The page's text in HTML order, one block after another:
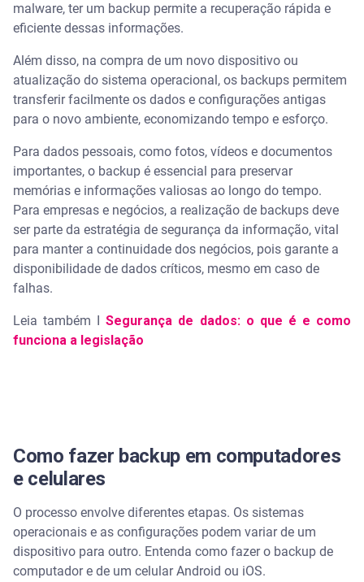
malware, ter um backup permite a recuperação rápida e
eficiente dessas informações.
Além disso, na compra de um novo dispositivo ou
atualização do sistema operacional, os backups permitem
transferir facilmente os dados e configurações antigas
para o novo ambiente, economizando tempo e esforço.
Para dados pessoais, como fotos, vídeos e documentos
importantes, o backup é essencial para preservar
memórias e informações valiosas ao longo do tempo.
Para empresas e negócios, a realização de backups deve
ser parte da estratégia de segurança da informação, vital
para manter a continuidade dos negócios, pois garante a
disponibilidade de dados críticos, mesmo em caso de
falhas.
Leia também ISegurança de dados: o que é e como
funciona a legislação
Como fazer backup em computadores
e celulares
O processo envolve diferentes etapas. Os sistemas
operacionais e as configurações podem variar de um
dispositivo para outro. Entenda como fazer o backup de
computador e de um celular Android ou iOS.